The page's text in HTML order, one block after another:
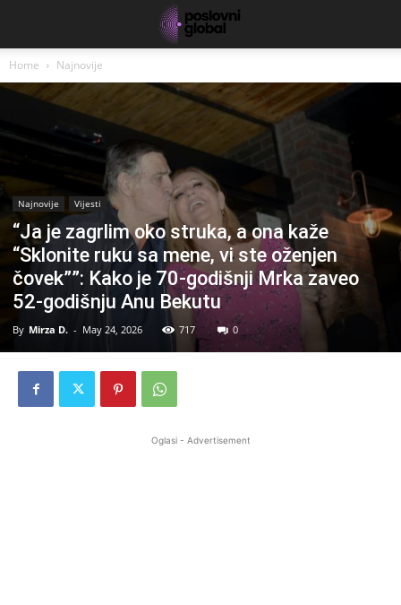
Home Najnovije
Najnovije Vijesti
“Ja je zagrlim oko struka, a ona kaže
“Sklonite ruku sa mene, vi ste oženjen
čovek””: Kako je 70-godišnji Mrka zaveo
52-godišnju Anu Bekutu
By Mirza D. - May 24, 2026 717 0
Oglasi - Advertisement